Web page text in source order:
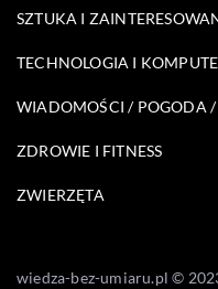
SZTUKA I
TECHNOLOGIA I
WIADOMOŚCI / POGODA
ZDROWIE I FITNESS
ZWIERZĘTA
wiedza-bez-umiaru.pl ©